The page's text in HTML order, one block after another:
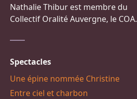
Nathalie Thibur est membre du
Collectif Oralité Auvergne, le COA.
Spectacles
Une épine nommée Christine
Entre ciel et charbon